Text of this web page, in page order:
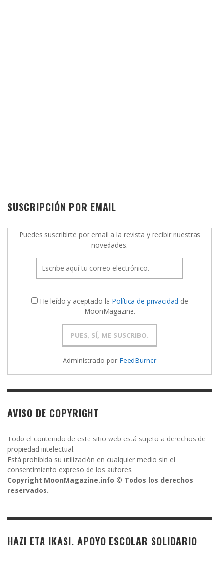
SUSCRIPCIÓN POR EMAIL
Puedes suscribirte por email a la revista y recibir nuestras
novedades.
He leído y aceptado la Política de privacidad de
MoonMagazine.
Administrado por FeedBurner
AVISO DE COPYRIGHT
Todo el contenido de este sitio web está sujeto a derechos de
propiedad intelectual.
Está prohibida su utilización en cualquier medio sin el
consentimiento expreso de los autores.
Copyright MoonMagazine.info © Todos los derechos
reservados.
HAZI ETA IKASI. APOYO ESCOLAR SOLIDARIO